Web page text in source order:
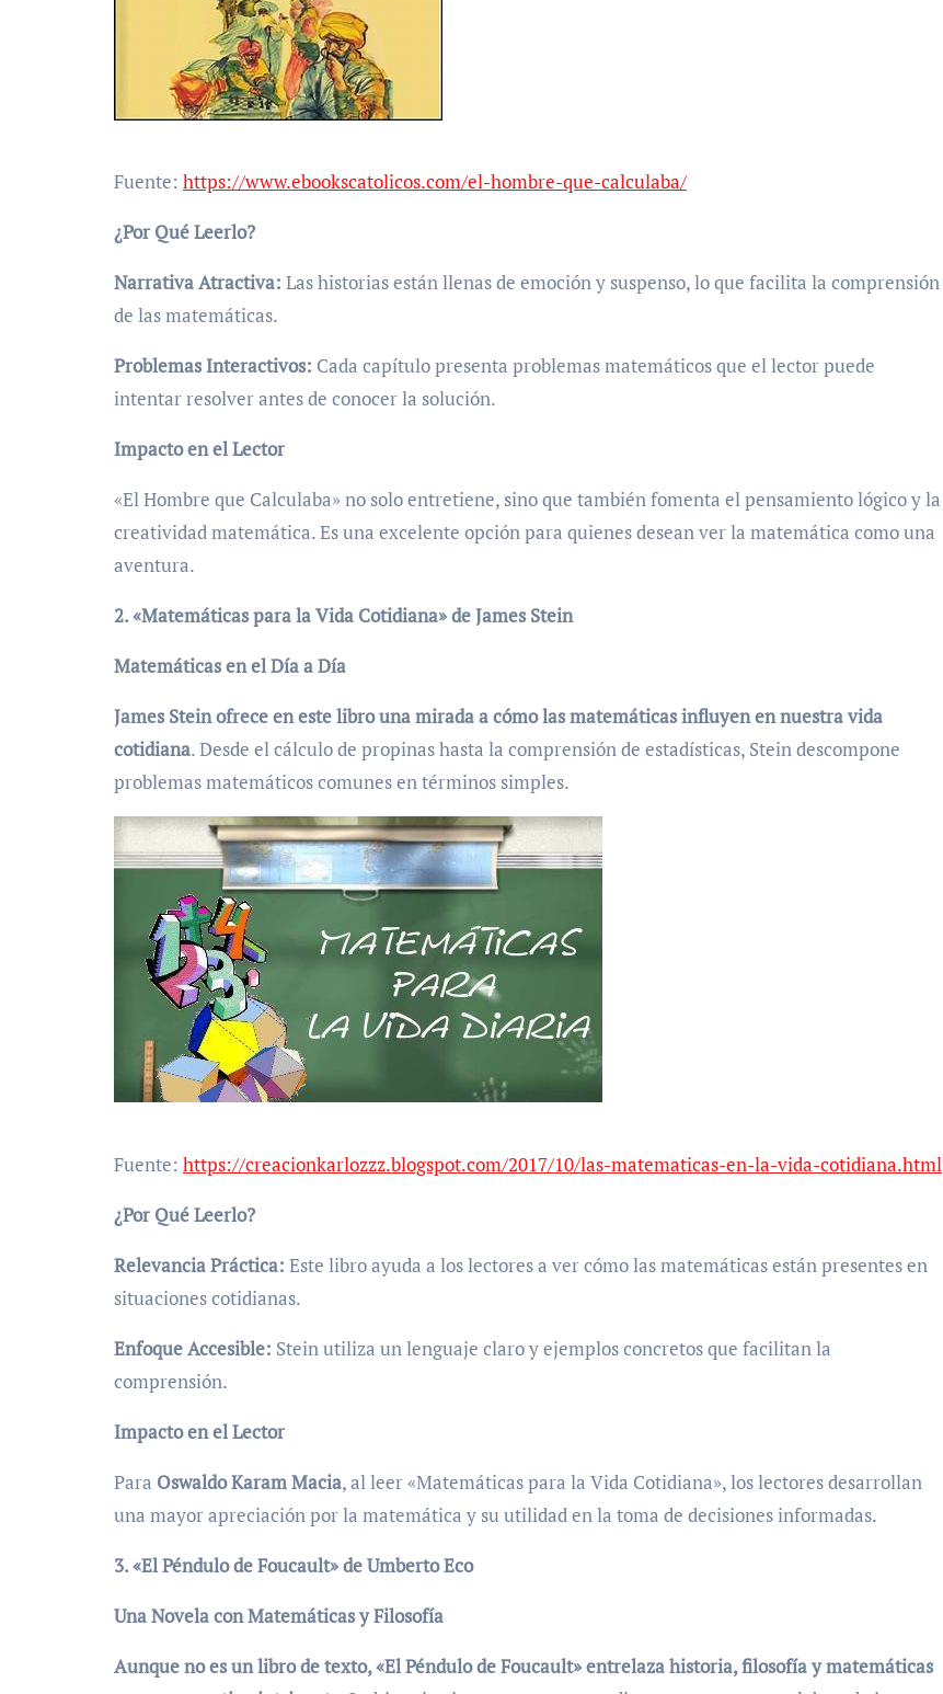
Fuente: https://www.ebookscatolicos.com/el-hombre-que-calculaba/
¿Por Qué Leerlo?
Narrativa Atractiva: Las historias están llenas de emoción y suspenso, lo que facilita la comprensión
de las matemáticas.
Problemas Interactivos: Cada capítulo presenta problemas matemáticos que el lector puede
intentar resolver antes de conocer la solución.
Impacto en el Lector
«El Hombre que Calculaba» no solo entretiene, sino que también fomenta el pensamiento lógico y la
creatividad matemática. Es una excelente opción para quienes desean ver la matemática como una
aventura.
2. «Matemáticas para la Vida Cotidiana» de James Stein
Matemáticas en el Día a Día
James Stein ofrece en este libro una mirada a cómo las matemáticas influyen en nuestra vida
cotidiana. Desde el cálculo de propinas hasta la comprensión de estadísticas, Stein descompone
problemas matemáticos comunes en términos simples.
Fuente: https://creacionkarlozzz.blogspot.com/2017/10/las-matematicas-en-la-vida-cotidiana.html
¿Por Qué Leerlo?
Relevancia Práctica: Este libro ayuda a los lectores a ver cómo las matemáticas están presentes en
situaciones cotidianas.
Enfoque Accesible: Stein utiliza un lenguaje claro y ejemplos concretos que facilitan la
comprensión.
Impacto en el Lector
Para Oswaldo Karam Macia, al leer «Matemáticas para la Vida Cotidiana», los lectores desarrollan
una mayor apreciación por la matemática y su utilidad en la toma de decisiones informadas.
3. «El Péndulo de Foucault» de Umberto Eco
Una Novela con Matemáticas y Filosofía
Aunque no es un libro de texto, «El Péndulo de Foucault» entrelaza historia, filosofía y matemáticas